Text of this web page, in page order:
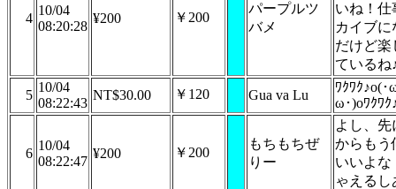
4
10/04
08:20:28
¥200 ￥200
パープルツ
バメ
いね！仕
カイブに
だけど楽
ているね
5
10/04
08:22:43
NT$30.00 ￥120 Gua va Lu
ﾜｸﾜｸ♪o(･
ω･)oﾜｸﾜｸ
6
10/04
08:22:47
¥200 ￥200
もちもちぜ
りー
よし、先
からもう
いいよな
ゃえるし